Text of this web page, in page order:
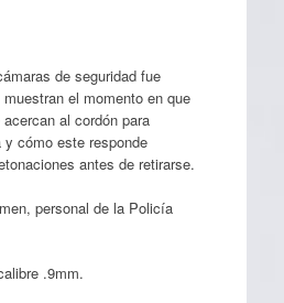
de seguridad fue
el momento en que
al cordón para
cómo este responde
antes de retirarse.
personal de la Policía
.9mm.